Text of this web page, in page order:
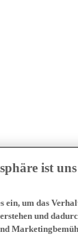
ist
ein, um das
und